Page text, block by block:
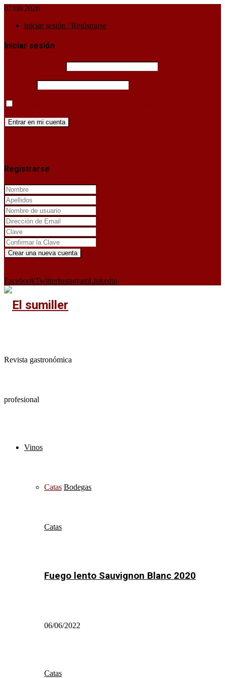
07/08/2026
iniciar sesión / Registrarse
Iniciar sesión
Registrarse
FacebookTwitterInstagramLinkedin
Revista gastronómica
profesional
Vinos
Catas Bodegas
Catas
Fuego lento Sauvignon Blanc 2020
06/06/2022
Catas